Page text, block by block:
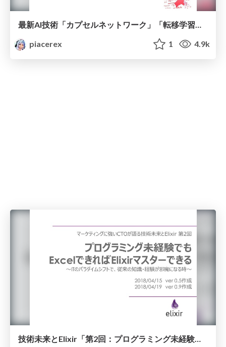
最新AI技術「カプセルネットワーク」「転移学習」「QRNN」をKerasでサクっと実装する
piacerex
1 4.9k
技術未来とElixir「第2回：プログラミング未経験でもExcelできれば関数型言語Elixirマスターできる」